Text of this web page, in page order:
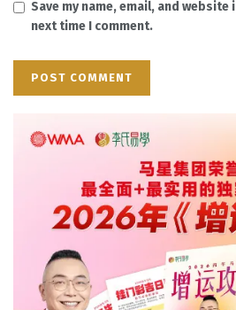
Save my name, email, and
next time I comment.